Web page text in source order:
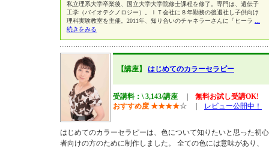
私立理系大学卒業後、国立大学大学院修士課程を修了。専門は、遺伝子
工学（バイオテクノロジー）。ＩＴ会社に８年勤務の後退社し子供向け
理科実験教室を主催。2011年、知り合いのチャネラーさんに「ヒーラ
続きをみる
【講座】 はじめてのカラーセラピー
受講料：\ 3,143/講座
無料お試し受講OK!
おすすめ度 ★★★★☆ レビュー公開中！
はじめてのカラーセラピーは、色について知りたいと思った初心
者向けの方のために制作しました。 全ての色には意味があり、